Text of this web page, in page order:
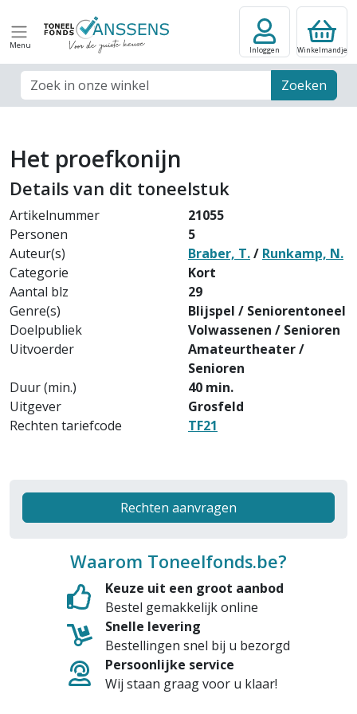
Menu
Zoek veld Zoeken
Inloggen Winkelmandje
Het proefkonijn
Details van dit toneelstuk
Artikelnummer
21055
Personen
5
Auteur(s)
Braber, T./ Runkamp, N.
Categorie
Kort
Aantal blz
29
Genre(s)
Blijspel / Seniorentoneel
Doelpubliek
Volwassenen / Senioren
Uitvoerder
Amateurtheater /
Senioren
Duur (min.)
40 min.
Uitgever
Grosfeld
Rechten tariefcode
TF21
Rechten aanvragen
Waarom Toneelfonds.be?
Keuze uit een groot aanbod
Bestel gemakkelijk online
Snelle levering
Bestellingen snel bij u bezorgd
Persoonlijke service
Wij staan graag voor u klaar!